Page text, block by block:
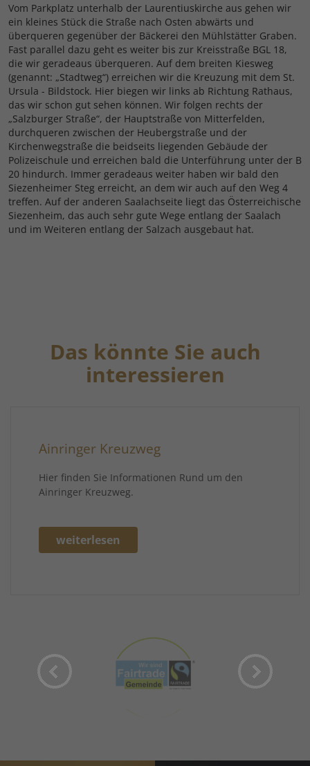
Vom Parkplatz unterhalb der Laurentiuskirche aus gehen wir
ein kleines Stück die Straße nach Osten abwärts und
überqueren gegenüber der Bäckerei den Mühlstätter Graben.
Fast parallel dazu geht es weiter bis zur Kreisstraße BGL 18,
die wir geradeaus überqueren. Auf dem breiten Kiesweg
(genannt: „Stadtweg“) erreichen wir die Kreuzung mit dem St.
Ursula - Bildstock. Hier biegen wir links ab Richtung Rathaus,
das wir schon gut sehen können. Wir folgen rechts der
„Salzburger Straße“, der Hauptstraße von Mitterfelden,
durchqueren zwischen der Heubergstraße und der
Kirchenwegstraße die beidseits liegenden Gebäude der
Polizeischule und erreichen bald die Unterführung unter der B
20 hindurch. Immer geradeaus weiter haben wir bald den
Siezenheimer Steg erreicht, an dem wir auch auf den Weg 4
treffen. Auf der anderen Saalachseite liegt das Österreichische
Siezenheim, das auch sehr gute Wege entlang der Saalach
und im Weiteren entlang der Salzach ausgebaut hat.
Das könnte Sie auch
interessieren
Ainringer Kreuzweg
Hier finden Sie Informationen Rund um den
Ainringer Kreuzweg.
weiterlesen